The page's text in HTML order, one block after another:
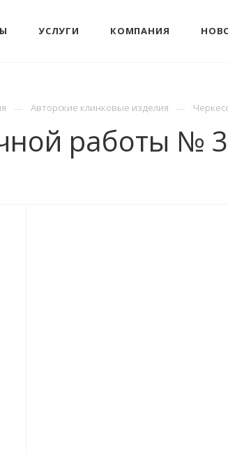
УСЛУГИ КОМПАНИЯ
Авторские клинковые изделия
работы №